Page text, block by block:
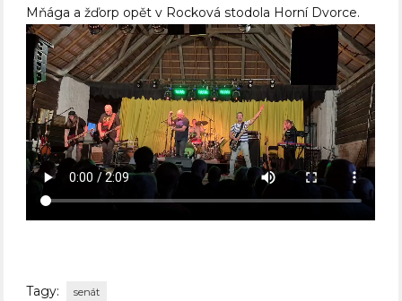
Mňága a žďorp opět v Rocková stodola Horní Dvorce.
Tagy: senát